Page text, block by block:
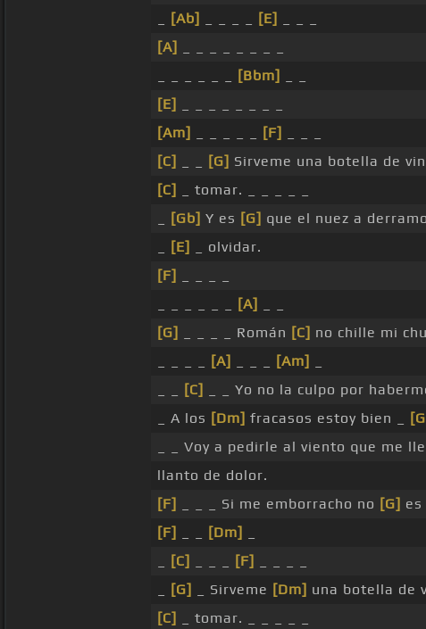
[Ab] [E]
[A]
[Bbm]
[E]
[Am]
[F]
[C]
[G] Sirveme una botella de
[C]
_ tomar. _ _ _ _ _
[Gb] Y es [G] que el nuez a
[E]
_ olvidar.
[F]
[A]
[G]
_ _ _ _ Román [C] no chille mi
[A] [Am]
[C] _ _ Yo no la culpo por
_ A los [Dm] fracasos estoy bien _
_ _ Voy a pedirle al viento que me
llanto de dolor.
[F]
_ _ _ Si me emborracho no [G]
[F]
[Dm]
[C] [F]
[G] _ Sirveme [Dm] una botella de
[C]
_ tomar. _ _ _ _ _